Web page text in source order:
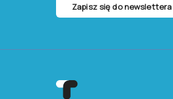
Zapisz się do newslettera